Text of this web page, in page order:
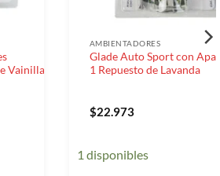
Vainilla
AMBIENTADORES
Glade Auto Sport con
1 Repuesto de Lavanda
$22.973
1 disponibles